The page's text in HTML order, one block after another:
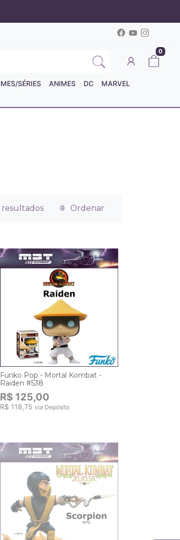
0
SÉRIES ANIMES DC
MARVEL
resultados Ordenar
Funko Pop - Mortal Kombat -
Raiden #538
R$ 125,00
R$ 118,75 via Depósito